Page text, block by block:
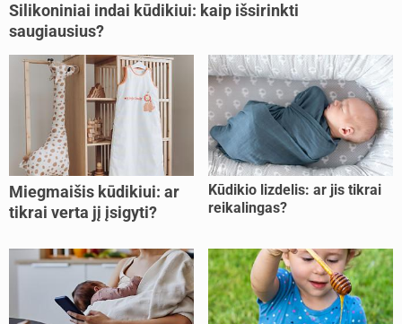
Silikoniniai indai kūdikiui: kaip išsirinkti
saugiausius?
Miegmaišis kūdikiui: ar
tikrai verta jį įsigyti?
Kūdikio lizdelis: ar jis tikrai
reikalingas?